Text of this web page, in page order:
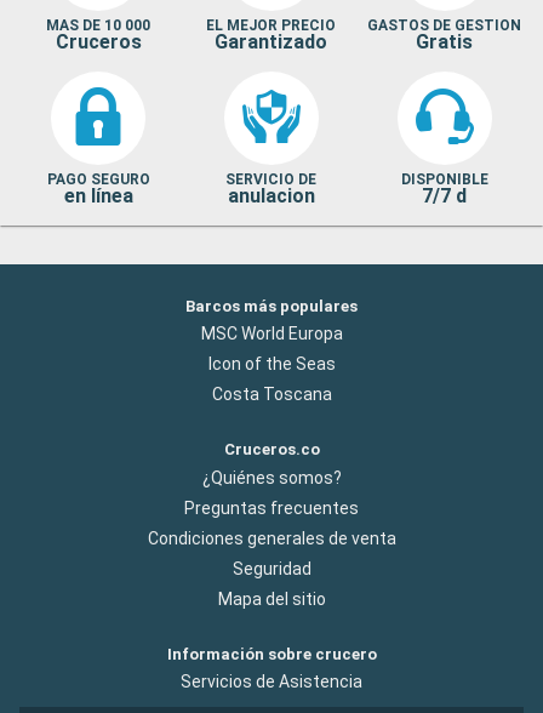
MAS DE 10 000
Cruceros
EL MEJOR PRECIO
Garantizado
GASTOS DE GESTION
Gratis
PAGO SEGURO
en línea
SERVICIO DE
anulacion
DISPONIBLE
7/7 d
Barcos más populares
MSC World Europa
Icon of the Seas
Costa Toscana
Cruceros.co
¿Quiénes somos?
Preguntas frecuentes
Condiciones generales de venta
Seguridad
Mapa del sitio
Información sobre crucero
Servicios de Asistencia